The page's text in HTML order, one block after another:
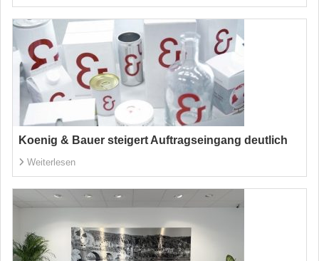
Koenig & Bauer steigert Auftragseingang deutlich
Weiterlesen